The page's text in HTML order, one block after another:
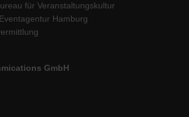
für Veranstaltungskultur
Eventagentur Hamburg
GmbH